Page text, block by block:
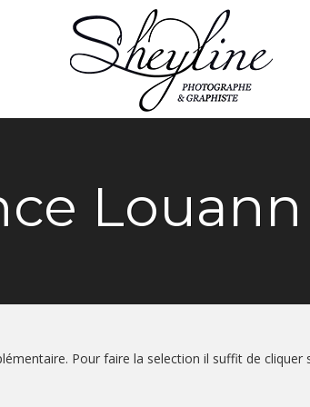
Pour faire la selection il suffit de